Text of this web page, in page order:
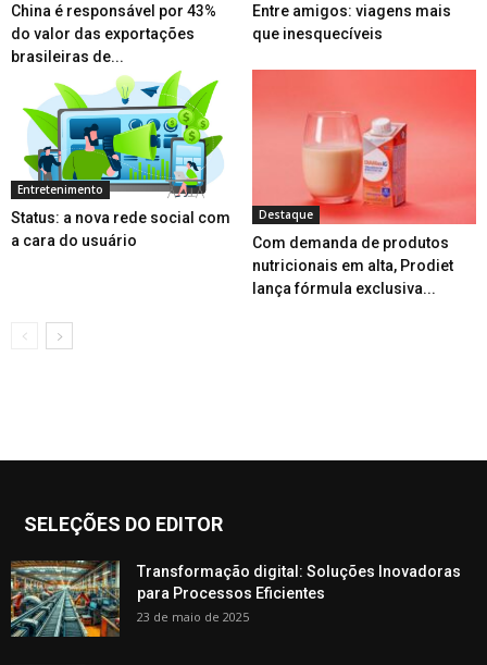
China é responsável por 43%
do valor das exportações
brasileiras de...
Entre amigos: viagens mais
que inesquecíveis
Entretenimento
Status: a nova rede social com
a cara do usuário
Destaque
Com demanda de produtos
nutricionais em alta, Prodiet
lança fórmula exclusiva...
SELEÇÕES DO EDITOR
Transformação digital: Soluções Inovadoras
para Processos Eficientes
23 de maio de 2025